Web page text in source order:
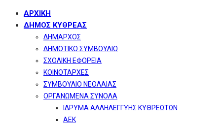
ΑΡΧΙΚΗ
ΔΗΜΟΣ ΚΥΘΡΕΑΣ
ΔΗΜΑΡΧΟΣ
ΔΗΜΟΤΙΚΟ ΣΥΜΒΟΥΛΙΟ
ΣΧΟΛΙΚΗ ΕΦΟΡΕΙΑ
ΚΟΙΝΟΤΑΡΧΕΣ
ΣΥΜΒΟΥΛΙΟ ΝΕΟΛΑΙΑΣ
ΟΡΓΑΝΩΜΕΝΑ ΣΥΝΟΛΑ
ΙΔΡΥΜΑ ΑΛΛΗΛΕΓΓΥΗΣ ΚΥΘΡΕΩΤΩΝ
ΑΕΚ